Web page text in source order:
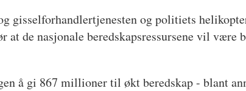
gisselforhandlertjenesten og politiets
at de nasjonale beredskapsressursene vil
å gi 867 millioner til økt beredskap - blant